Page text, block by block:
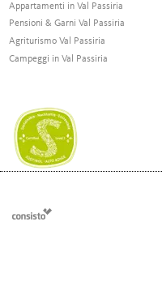
Appartamenti in Val Passiria
Pensioni & Garni Val Passiria
Agriturismo Val Passiria
Campeggi in Val Passiria